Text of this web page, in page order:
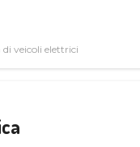
veicoli elettrici